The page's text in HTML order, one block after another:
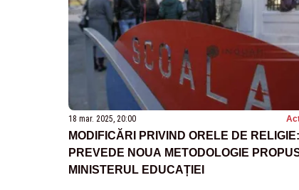
18 mar. 2025, 20:00
MODIFICĂRI PRIVIND ORELE DE
PREVEDE NOUA METODOLOGIE
MINISTERUL EDUCAȚIEI